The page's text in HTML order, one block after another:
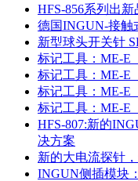
HFS-856系列出
德国INGUN-接触
新型球头开关针
标记工具：ME-E
标记工具：ME-E
标记工具：ME-E
标记工具：ME-E
HFS-807:新的
决方案
新的大电流探针
INGUN侧插模块